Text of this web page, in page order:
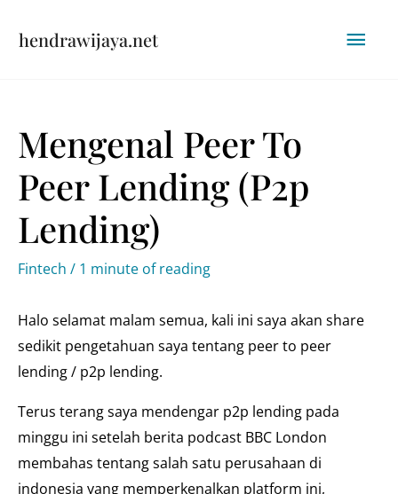
hendrawijaya.net
Mengenal Peer To
Peer Lending (p2p
Lending)
Fintech / 1 minute of reading
Halo selamat malam semua, kali ini saya akan share
sedikit pengetahuan saya tentang peer to peer
lending / p2p lending.
Terus terang saya mendengar p2p lending pada
minggu ini setelah berita podcast BBC London
membahas tentang salah satu perusahaan di
indonesia yang memperkenalkan platform ini,